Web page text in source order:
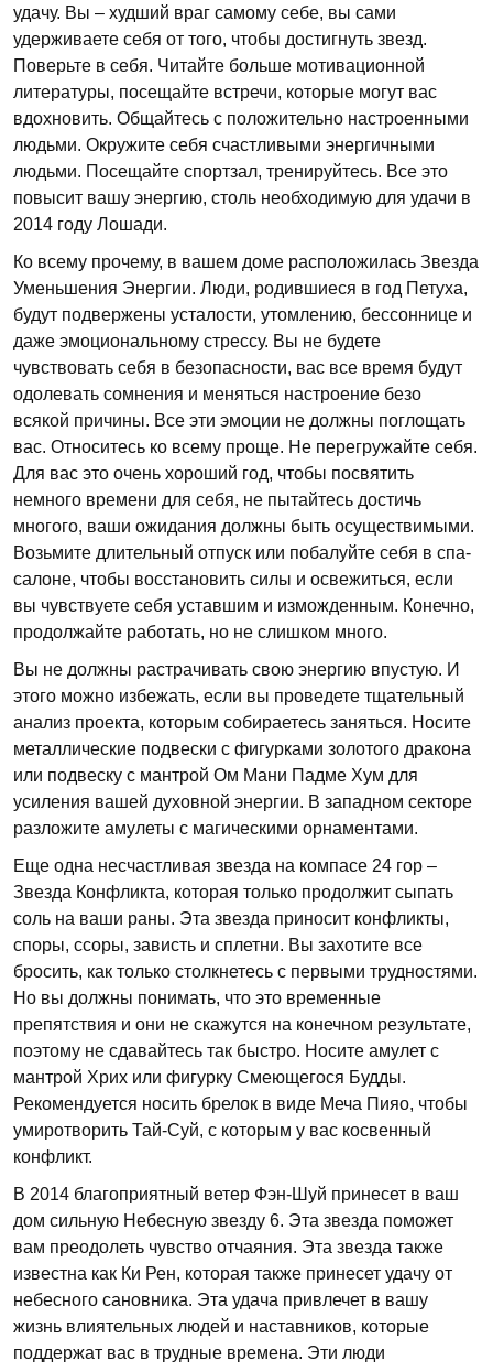
удачу. Вы – худший враг самому себе, вы сами
удерживаете себя от того, чтобы достигнуть звезд.
Поверьте в себя. Читайте больше мотивационной
литературы, посещайте встречи, которые могут вас
вдохновить. Общайтесь с положительно настроенными
людьми. Окружите себя счастливыми энергичными
людьми. Посещайте спортзал, тренируйтесь. Все это
повысит вашу энергию, столь необходимую для удачи в
2014 году Лошади.
Ко всему прочему, в вашем доме расположилась Звезда
Уменьшения Энергии. Люди, родившиеся в год Петуха,
будут подвержены усталости, утомлению, бессоннице и
даже эмоциональному стрессу. Вы не будете
чувствовать себя в безопасности, вас все время будут
одолевать сомнения и меняться настроение безо
всякой причины. Все эти эмоции не должны поглощать
вас. Относитесь ко всему проще. Не перегружайте себя.
Для вас это очень хороший год, чтобы посвятить
немного времени для себя, не пытайтесь достичь
многого, ваши ожидания должны быть осуществимыми.
Возьмите длительный отпуск или побалуйте себя в спа-
салоне, чтобы восстановить силы и освежиться, если
вы чувствуете себя уставшим и изможденным. Конечно,
продолжайте работать, но не слишком много.
Вы не должны растрачивать свою энергию впустую. И
этого можно избежать, если вы проведете тщательный
анализ проекта, которым собираетесь заняться. Носите
металлические подвески с фигурками золотого дракона
или подвеску с мантрой Ом Мани Падме Хум для
усиления вашей духовной энергии. В западном секторе
разложите амулеты с магическими орнаментами.
Еще одна несчастливая звезда на компасе 24 гор –
Звезда Конфликта, которая только продолжит сыпать
соль на ваши раны. Эта звезда приносит конфликты,
споры, ссоры, зависть и сплетни. Вы захотите все
бросить, как только столкнетесь с первыми трудностями.
Но вы должны понимать, что это временные
препятствия и они не скажутся на конечном результате,
поэтому не сдавайтесь так быстро. Носите амулет с
мантрой Хрих или фигурку Смеющегося Будды.
Рекомендуется носить брелок в виде Меча Пияо, чтобы
умиротворить Тай-Суй, с которым у вас косвенный
конфликт.
В 2014 благоприятный ветер Фэн-Шуй принесет в ваш
дом сильную Небесную звезду 6. Эта звезда поможет
вам преодолеть чувство отчаяния. Эта звезда также
известна как Ки Рен, которая также принесет удачу от
небесного сановника. Эта удача привлечет в вашу
жизнь влиятельных людей и наставников, которые
поддержат вас в трудные времена. Эти люди